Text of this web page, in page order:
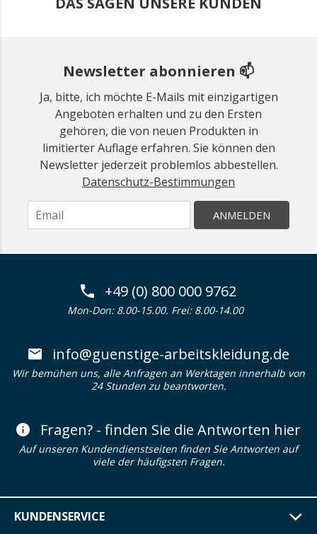
Newsletter abonnieren 📫
Ja, bitte, ich möchte E-Mails mit einzigartigen
Angeboten erhalten und zu den Ersten
gehören, die von neuen Produkten in
limitierter Auflage erfahren. Sie können den
Newsletter jederzeit problemlos abbestellen.
Datenschutz-Bestimmungen
ANMELDEN
+49 (0) 800 000 9762
Mon-Don: 8.00-15.00. Frei: 8.00-14.00
info@guenstige-arbeitskleidung.de
Wir bemühen uns, alle Anfragen an Werktagen innerhalb von
24 Stunden zu beantworten.
Fragen? - finden Sie die Antworten hier
Auf unseren Kundendienstseiten finden Sie Antworten auf
viele der häufigsten Fragen.
KUNDENSERVICE